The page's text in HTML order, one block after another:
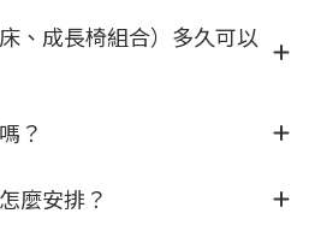
、成長椅組合）多久可以
？
麼安排？